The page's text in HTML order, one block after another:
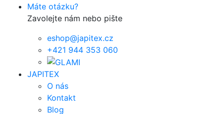
Máte otázku?
Zavolejte nám nebo pište
eshop@japitex.cz
+421 944 353 060
JAPITEX
O nás
Kontakt
Blog